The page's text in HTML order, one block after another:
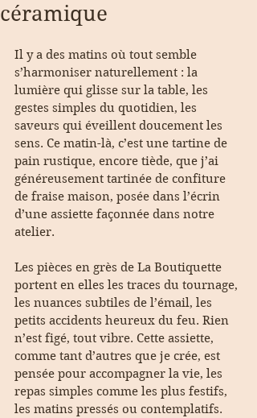
céramique
Il y a des matins où tout semble
s’harmoniser naturellement : la
lumière qui glisse sur la table, les
gestes simples du quotidien, les
saveurs qui éveillent doucement les
sens. Ce matin-là, c’est une tartine de
pain rustique, encore tiède, que j’ai
généreusement tartinée de confiture
de fraise maison, posée dans l’écrin
d’une assiette façonnée dans notre
atelier.
Les pièces en grès de La Boutiquette
portent en elles les traces du tournage,
les nuances subtiles de l’émail, les
petits accidents heureux du feu. Rien
n’est figé, tout vibre. Cette assiette,
comme tant d’autres que je crée, est
pensée pour accompagner la vie, les
repas simples comme les plus festifs,
les matins pressés ou contemplatifs.